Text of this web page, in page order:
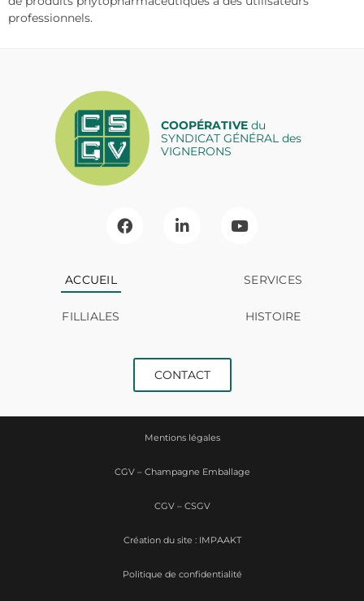
professionnels.
COOPÉRATIVEdu
SYNDICAT GÉNÉRAL des
VIGNERONS
ACCUEIL SERVICES
FILLIALES HISTOIRE
CONTACT
Mentions légales
CGV – Champagne Emballage
CGV – CSGV
Politique de confidentialité
Création du site : IMPAAKT